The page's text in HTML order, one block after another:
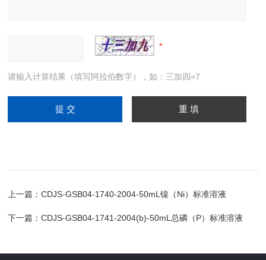
请输入计算结果（填写阿拉伯数字），如：三加四=7
上一篇：CDJS-GSB04-1740-2004-50mL镍（Ni）标准溶液
下一篇：CDJS-GSB04-1741-2004(b)-50mL总磷（P）标准溶液